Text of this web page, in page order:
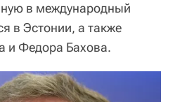
в международный
в Эстонии, а также
и Федора Бахова.